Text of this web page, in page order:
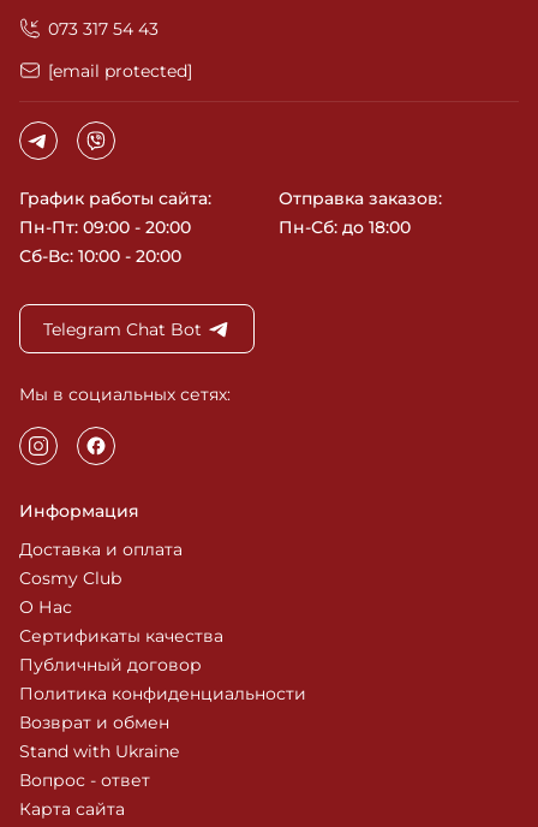
‎073 317 54 43
[email protected]
График работы сайта:
Пн-Пт: 09:00 - 20:00
Сб-Вс: 10:00 - 20:00
Отправка заказов:
Пн-Сб: до 18:00
Telegram Chat Bot
Мы в социальных сетях:
Информация
Доставка и оплата
Cosmy Club
О Нас
Сертификаты качества
Публичный договор
Политика конфиденциальности
Возврат и обмен
Stand with Ukraine
Вопрос - ответ
Карта сайта